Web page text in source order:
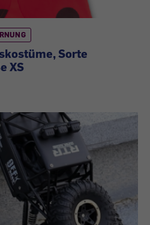
Sorte
XS